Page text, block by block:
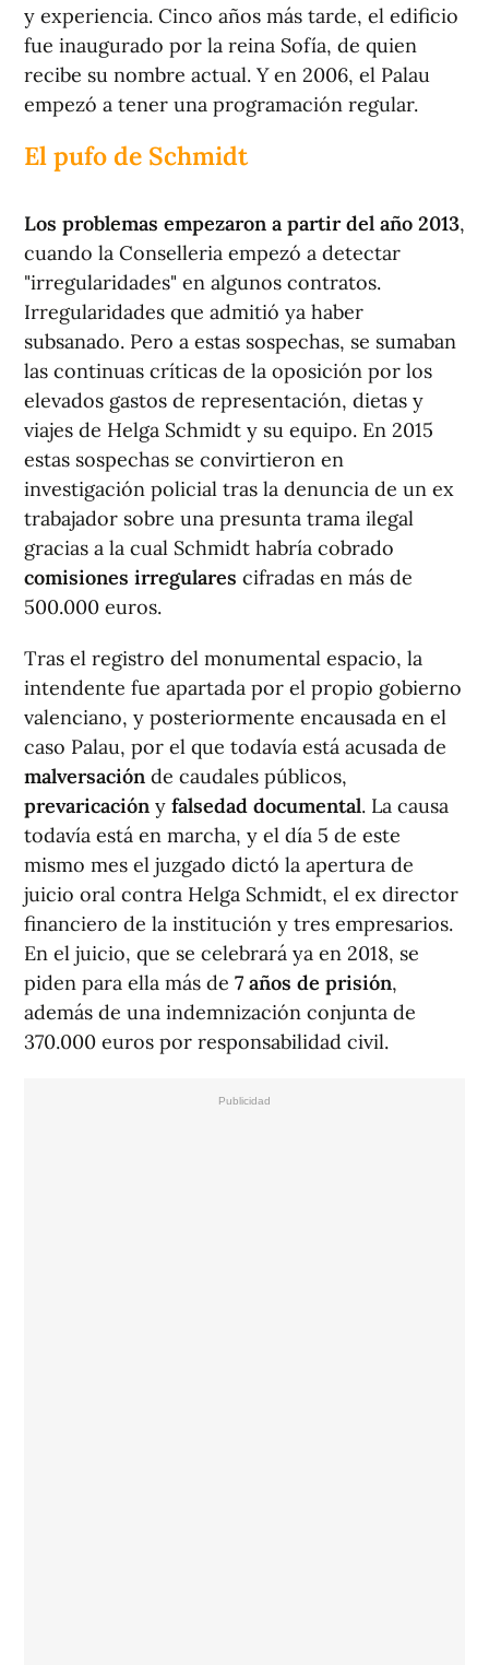
y experiencia. Cinco años más tarde, el edificio
fue inaugurado por la reina Sofía, de quien
recibe su nombre actual. Y en 2006, el Palau
empezó a tener una programación regular.
El pufo de Schmidt
Los problemas empezaron a partir del año 2013,
cuando la Conselleria empezó a detectar
"irregularidades" en algunos contratos.
Irregularidades que admitió ya haber
subsanado. Pero a estas sospechas, se sumaban
las continuas críticas de la oposición por los
elevados gastos de representación, dietas y
viajes de Helga Schmidt y su equipo. En 2015
estas sospechas se convirtieron en
investigación policial tras la denuncia de un ex
trabajador sobre una presunta trama ilegal
gracias a la cual Schmidt habría cobrado
comisiones irregulares cifradas en más de
500.000 euros.
Tras el registro del monumental espacio, la
intendente fue apartada por el propio gobierno
valenciano, y posteriormente encausada en el
caso Palau, por el que todavía está acusada de
malversación de caudales públicos,
prevaricación y falsedad documental. La causa
todavía está en marcha, y el día 5 de este
mismo mes el juzgado dictó la apertura de
juicio oral contra Helga Schmidt, el ex director
financiero de la institución y tres empresarios.
En el juicio, que se celebrará ya en 2018, se
piden para ella más de 7 años de prisión,
además de una indemnización conjunta de
370.000 euros por responsabilidad civil.